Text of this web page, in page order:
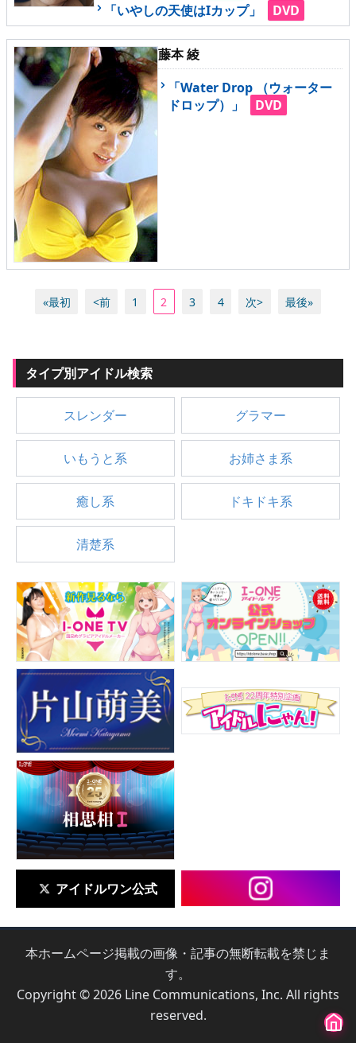
「いやしの天使はIカップ」
DVD
藤本 綾
「Water Drop （ウォーター
ドロップ）」
DVD
«最初 <前 1 2 3 4 次> 最後»
タイプ別アイドル検索
スレンダー グラマー
いもうと系 お姉さま系
癒し系 ドキドキ系
清楚系
アイドルワン公式
本ホームページ掲載の画像・記事の無断転載を禁じま
す。
Copyright © 2026 Line Communications, Inc. All rights
reserved.